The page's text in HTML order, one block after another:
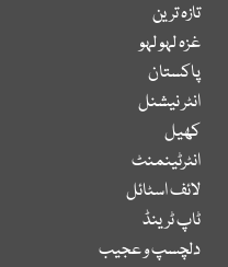
تازہ ترین
غزہ لہو لہو
پاکستان
انٹر نیشنل
کھیل
انٹرٹینمنٹ
لائف اسٹائل
ٹاپ ٹرینڈ
دلچسپ و عجیب